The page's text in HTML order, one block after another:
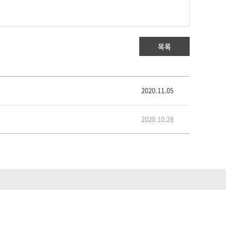
목록
2020.11.05
2020.10.28